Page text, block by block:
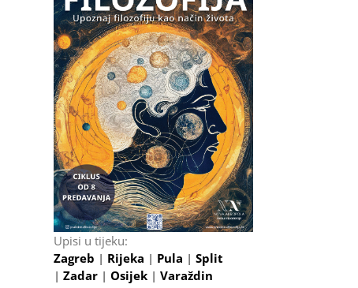
Upisi u tijeku:
Zagreb | Rijeka | Pula | Split
| Zadar | Osijek | Varaždin